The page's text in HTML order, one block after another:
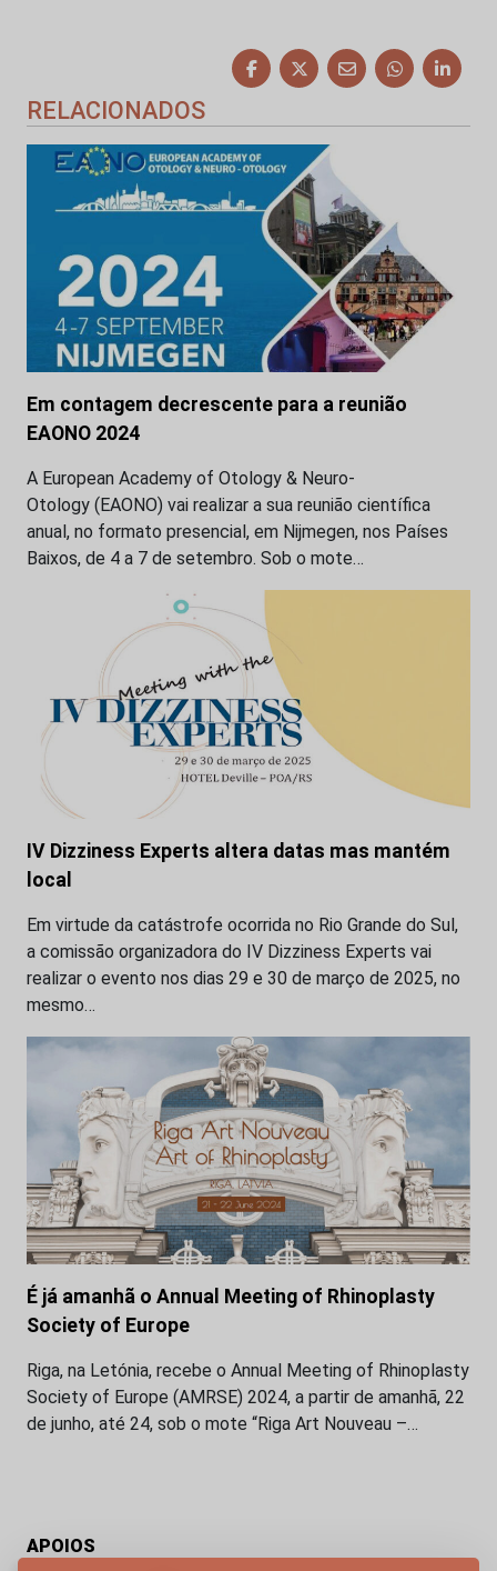
RELACIONADOS
Em contagem decrescente para a reunião
EAONO 2024
A European Academy of Otology & Neuro-
Otology (EAONO) vai realizar a sua reunião científica
anual, no formato presencial, em Nijmegen, nos Países
Baixos, de 4 a 7 de setembro. Sob o mote…
IV Dizziness Experts altera datas mas mantém
local
Em virtude da catástrofe ocorrida no Rio Grande do Sul,
a comissão organizadora do IV Dizziness Experts vai
realizar o evento nos dias 29 e 30 de março de 2025, no
mesmo…
É já amanhã o Annual Meeting of Rhinoplasty
Society of Europe
Riga, na Letónia, recebe o Annual Meeting of Rhinoplasty
Society of Europe (AMRSE) 2024, a partir de amanhã, 22
de junho, até 24, sob o mote “Riga Art Nouveau –…
APOIOS